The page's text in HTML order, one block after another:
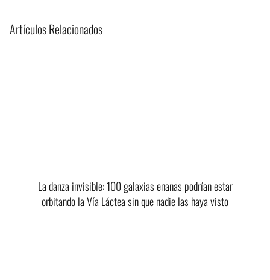
Artículos Relacionados
La danza invisible: 100 galaxias enanas podrían estar
orbitando la Vía Láctea sin que nadie las haya visto